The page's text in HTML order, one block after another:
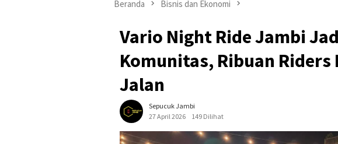
Beranda Bisnis dan Ekonomi
Vario Night Ride Jambi
Komunitas, Ribuan Riders
Jalan
Sepucuk Jambi
27 April 2026
149 Dilihat